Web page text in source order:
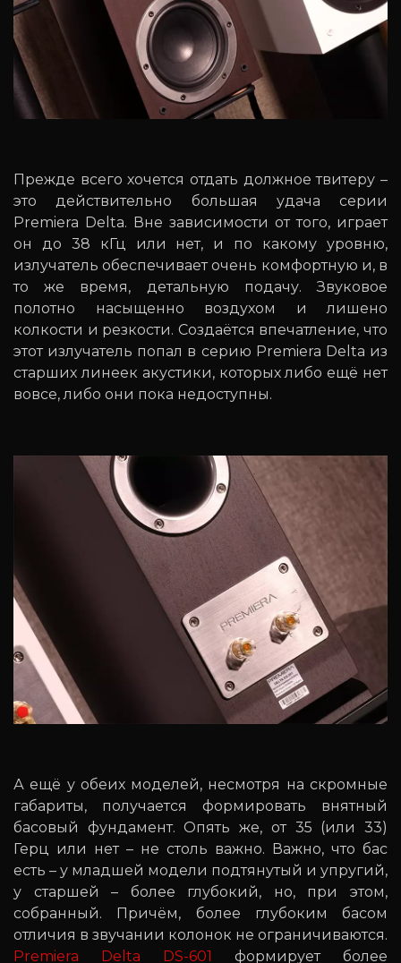
Прежде всего хочется отдать должное твитеру –
это действительно большая удача серии
Premiera Delta. Вне зависимости от того, играет
он до 38 кГц или нет, и по какому уровню,
излучатель обеспечивает очень комфортную и, в
то же время, детальную подачу. Звуковое
полотно насыщенно воздухом и лишено
колкости и резкости. Создаётся впечатление, что
этот излучатель попал в серию Premiera Delta из
старших линеек акустики, которых либо ещё нет
вовсе, либо они пока недоступны.
А ещё у обеих моделей, несмотря на скромные
габариты, получается формировать внятный
басовый фундамент. Опять же, от 35 (или 33)
Герц или нет – не столь важно. Важно, что бас
есть – у младшей модели подтянутый и упругий,
у старшей – более глубокий, но, при этом,
собранный. Причём, более глубоким басом
отличия в звучании колонок не ограничиваются.
Premiera Delta DS-601
формирует более